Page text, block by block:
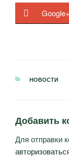
Google+
РУБРИКИ
НОВОСТИ
Добавить
Для отправки